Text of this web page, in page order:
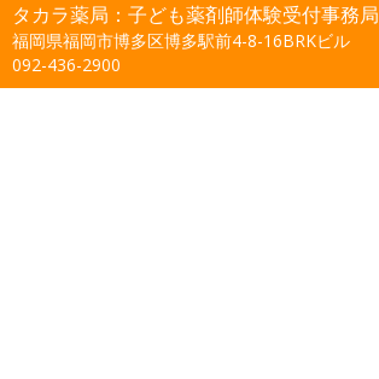
タカラ薬局：子ども薬剤師体験受付事務局
福岡県福岡市博多区博多駅前4-8-16BRKビル
092-436-2900